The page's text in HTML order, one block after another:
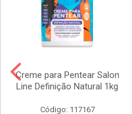
Creme para Pentear Salon
Line Definição Natural 1kg
Código: 117167